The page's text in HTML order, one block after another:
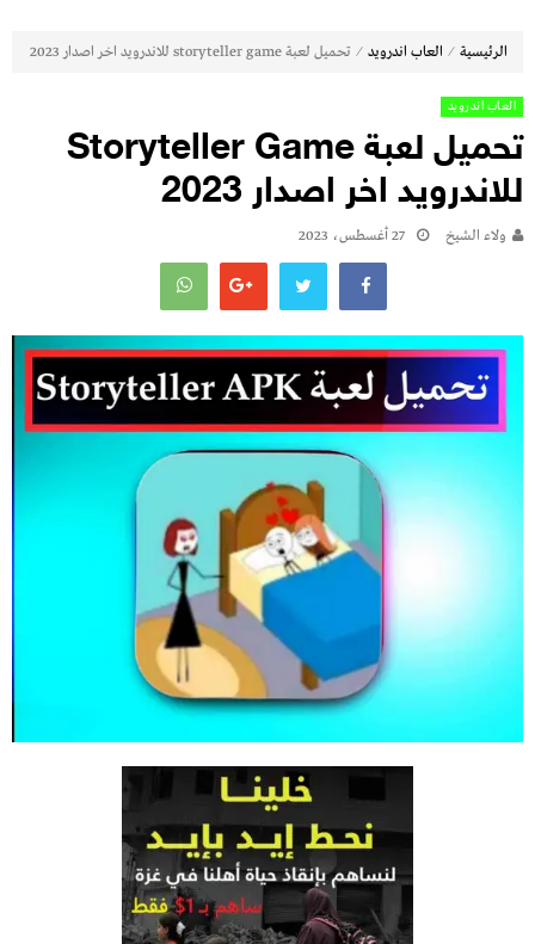
الرئيسية ⁄ العاب اندرويد ⁄ تحميل لعبة storyteller game للاندرويد اخر اصدار 2023
العاب اندرويد
تحميل لعبة Storyteller Game
للاندرويد اخر اصدار 2023
ولاء الشيخ 27 أغسطس، 2023